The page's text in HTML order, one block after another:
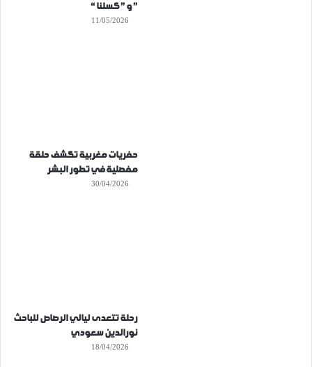
” و ” كسلنا “
11/05/2026
حفريات مغربية تكشف حلقة
مفصلية في تطور البشر
30/04/2026
رحلة تتعدى ليالي الرصاص للباحث
نورالدين سعودي
18/04/2026